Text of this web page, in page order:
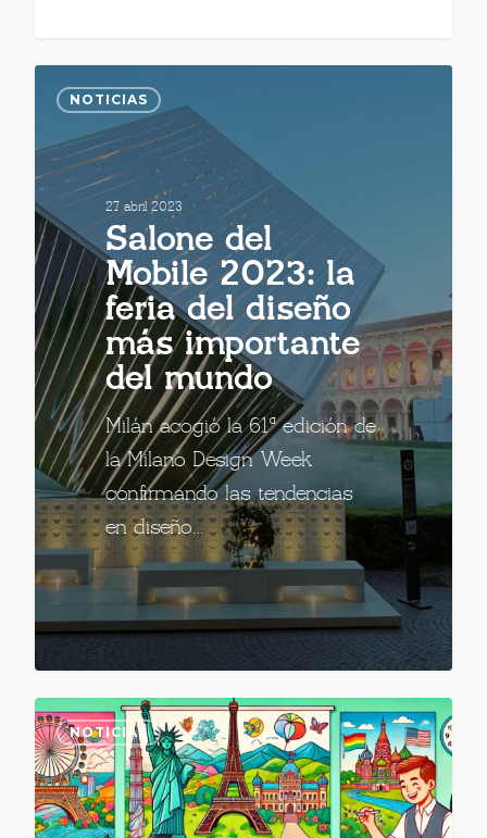
NOTICIAS
27 abril 2023
Salone del
Mobile 2023: la
feria del diseño
más importante
del mundo
Milán acogió la 61ª edición de
la Milano Design Week
confirmando las tendencias
en diseño…
NOTICIAS